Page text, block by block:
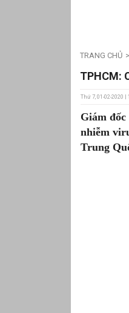
TRANG CHỦ
TPHCM:
Thứ 7, 01-02-2020 |
Giám
nhiễm
Trung